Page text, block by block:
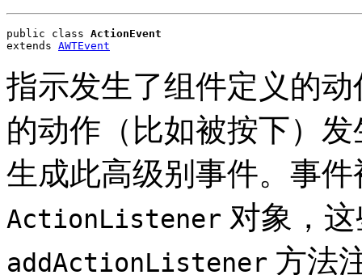
public class ActionEvent
extends AWTEvent
指示发生了组件定义的
的动作（比如被按下）
生成此高级别事件。事
ActionListener 对象，
addActionListener 方法